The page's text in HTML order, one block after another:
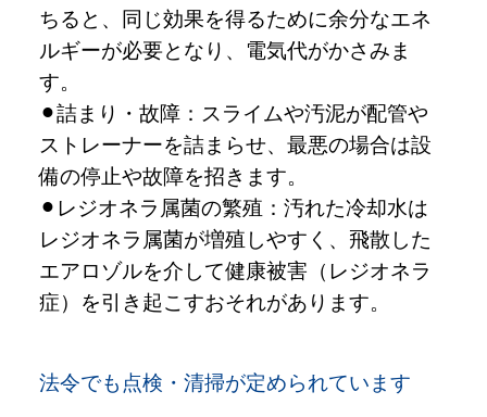
ちると、同じ効果を得るために余分なエネ
ルギーが必要となり、電気代がかさみま
す。
詰まり・故障：スライムや汚泥が配管や
ストレーナーを詰まらせ、最悪の場合は設
備の停止や故障を招きます。
レジオネラ属菌の繁殖：汚れた冷却水は
レジオネラ属菌が増殖しやすく、飛散した
エアロゾルを介して健康被害（レジオネラ
症）を引き起こすおそれがあります。
法令でも点検・清掃が定められています